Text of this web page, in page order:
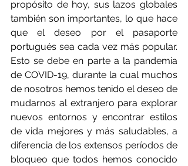
propósito de hoy, sus lazos globales
también son importantes, lo que hace
que el deseo por el pasaporte
portugués sea cada vez más popular.
Esto se debe en parte a la pandemia
de COVID-19, durante la cual muchos
de nosotros hemos tenido el deseo de
mudarnos al extranjero para explorar
nuevos entornos y encontrar estilos
de vida mejores y más saludables, a
diferencia de los extensos períodos de
bloqueo que todos hemos conocido